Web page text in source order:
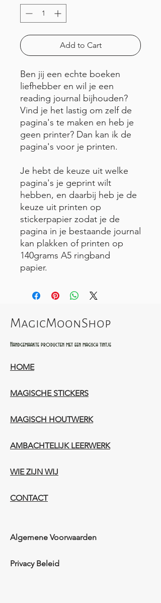
Add to Cart
Ben jij een echte boeken
liefhebber en wil je een
reading journal bijhouden?
Vind je het lastig om zelf de
pagina's te maken en heb je
geen printer? Dan kan ik de
pagina's voor je printen.
Je hebt de keuze uit welke
pagina's je geprint wilt
hebben, en daarbij heb je de
keuze uit printen op
stickerpapier zodat je de
pagina in je bestaande journal
kan plakken of printen op
140grams A5 ringband
papier.
MagicMoonShop
Handgemaakte producten met een magisch tintje
HOME
MAGISCHE STICKERS
MAGISCH HOUTWERK
AMBACHTELIJK LEERWERK​
WIE ZIJN WIJ​​
CONTACT
Algemene Voorwaarden
Privacy Beleid